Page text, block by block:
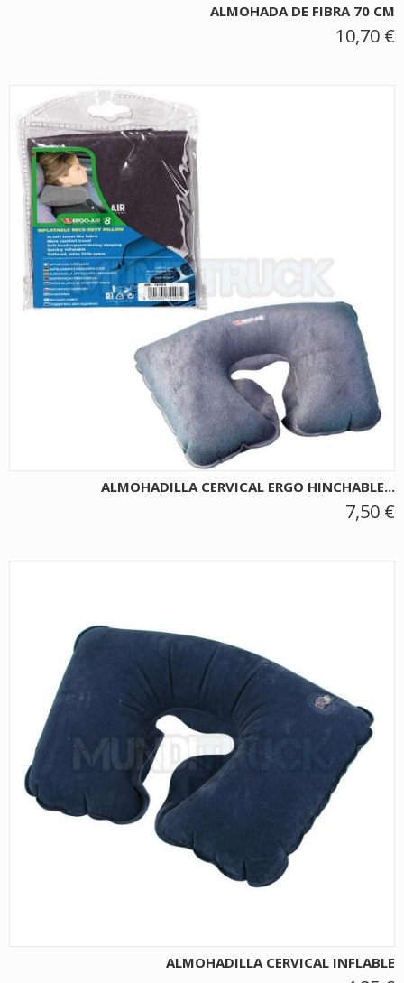
ALMOHADA DE FIBRA 70 CM
10,70 €
ALMOHADILLA CERVICAL ERGO HINCHABLE...
7,50 €
ALMOHADILLA CERVICAL INFLABLE